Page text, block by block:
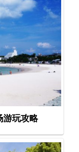
游玩攻略